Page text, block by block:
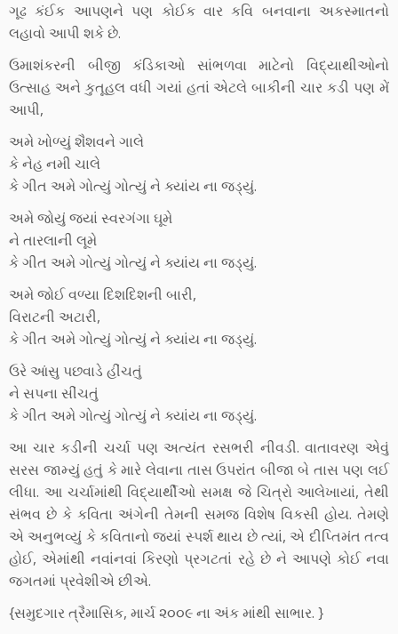
ગૂઢ કંઈક આપણને પણ કોઈક વાર કવિ બનવાના અકસ્માતનો
લહાવો આપી શકે છે.
ઉમાશંકરની બીજી કંડિકાઓ સાંભળવા માટેનો વિદ્યાથીઓનો
ઉત્સાહ અને કુતૂહલ વધી ગયાં હતાં એટલે બાકીની ચાર કડી પણ મેં
આપી,
અમે ખોળ્યું શૈશવને ગાલે
કે નેહ નમી ચાલે
કે ગીત અમે ગોત્યું ગોત્યું ને ક્યાંય ના જડ્યું.
અમે જોયું જ્યાં સ્વરગંગા ઘૂમે
ને તારલાની લૂમે
કે ગીત અમે ગોત્યું ગોત્યું ને ક્યાંય ના જડ્યું.
અમે જોઈ વળ્યા દિશદિશની બારી,
વિરાટની અટારી,
કે ગીત અમે ગોત્યું ગોત્યું ને ક્યાંય ના જડ્યું.
ઉરે આંસુ પછવાડે હીંચતું
ને સપના સીંચતું
કે ગીત અમે ગોત્યું ગોત્યું ને ક્યાંય ના જડ્યું.
આ ચાર કડીની ચર્ચા પણ અત્યંત રસભરી નીવડી. વાતાવરણ એવું
સરસ જામ્યું હતું કે મારે લેવાના તાસ ઉપરાંત બીજા બે તાસ પણ લઈ
લીધા. આ ચર્ચામાંથી વિદ્યાર્થીઓ સમક્ષ જે ચિત્રો આલેખાયાં, તેથી
સંભવ છે કે કવિતા અંગેની તેમની સમજ વિશેષ વિકસી હોય. તેમણે
એ અનુભવ્યું કે કવિતાનો જ્યાં સ્પર્શ થાય છે ત્યાં, એ દીપ્તિમંત તત્વ
હોઈ, એમાંથી નવાંનવાં કિરણો પ્રગટતાં રહે છે ને આપણે કોઈ નવા
જગતમાં પ્રવેશીએ છીએ.
{સમુદગાર ત્રૈમાસિક, માર્ચ ૨૦૦૯ ના અંક માંથી સાભાર. }